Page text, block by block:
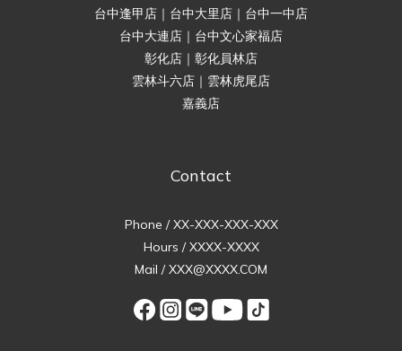
台中逢甲店｜台中大里店｜台中一中店
台中大連店｜台中文心家福店
彰化店｜彰化員林店
雲林斗六店｜雲林虎尾店
嘉義店
Contact
Phone / XX-XXX-XXX-XXX
Hours / XXXX-XXXX
Mail / XXX@XXXX.COM